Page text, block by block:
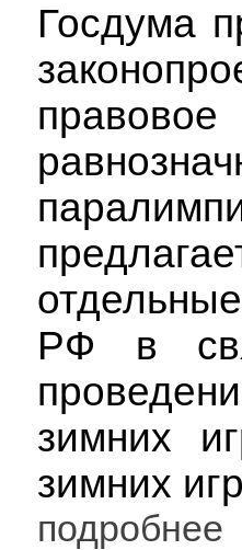
Госдума
РФ в
зимних
зимних
подробнее